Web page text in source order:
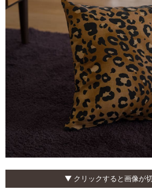
▼ クリックすると画像が